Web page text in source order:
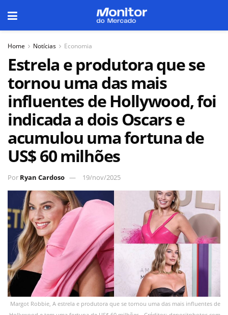
Home Notícias Economia
Estrela e produtora que se
tornou uma das mais
influentes de Hollywood, foi
indicada a dois Oscars e
acumulou uma fortuna de
US$ 60 milhões
Por Ryan Cardoso 19/nov/2025
Margot Robbie, A estrela e produtora que se tornou uma das mais influentes de